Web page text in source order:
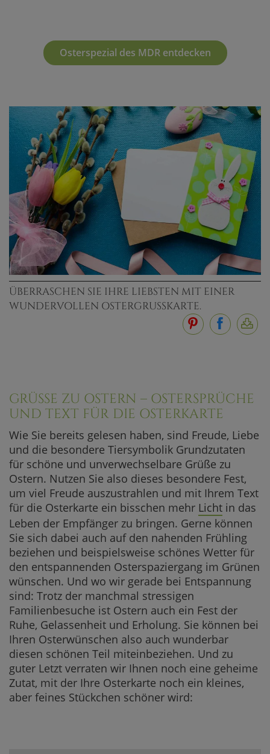
Osterspezial des MDR entdecken
ÜBERRASCHEN SIE IHRE LIEBSTEN MIT EINER
WUNDERVOLLEN OSTERGRUSSKARTE.
GRÜSSE ZU OSTERN – OSTERSPRÜCHE U
ND TEXT FÜR DIE OSTERKARTE
Wie Sie bereits gelesen haben, sind Freude, Liebe
und die besondere Tiersymbolik Grundzutaten
für schöne und unverwechselbare Grüße zu
Ostern. Nutzen Sie also dieses besondere Fest,
um viel Freude auszustrahlen und mit Ihrem Text
für die Osterkarte ein bisschen mehr Licht in das
Leben der Empfänger zu bringen. Gerne können
Sie sich dabei auch auf den nahenden Frühling
beziehen und beispielsweise schönes Wetter für
den entspannenden Osterspaziergang im Grünen
wünschen. Und wo wir gerade bei Entspannung
sind: Trotz der manchmal stressigen
Familienbesuche ist Ostern auch ein Fest der
Ruhe, Gelassenheit und Erholung. Sie können bei
Ihren Osterwünschen also auch wunderbar
diesen schönen Teil miteinbeziehen. Und zu
guter Letzt verraten wir Ihnen noch eine geheime
Zutat, mit der Ihre Osterkarte noch ein kleines,
aber feines Stückchen schöner wird: